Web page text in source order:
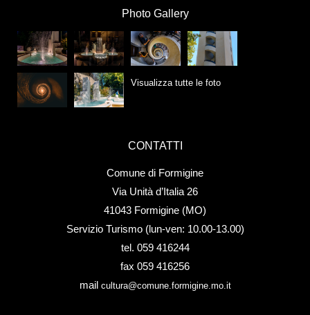
Photo Gallery
Visualizza tutte le foto
CONTATTI
Comune di Formigine
Via Unità d’Italia 26
41043 Formigine (MO)
Servizio Turismo (lun-ven: 10.00-13.00)
tel. 059 416244
fax 059 416256
mail cultura@comune.formigine.mo.it